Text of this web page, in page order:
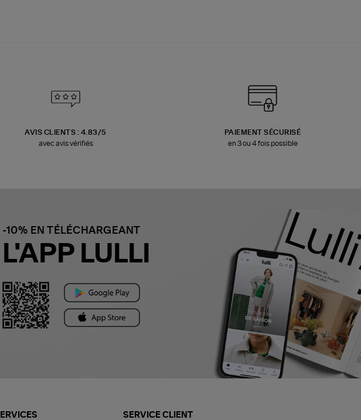
AVIS CLIENTS : 4.83/5
avec avis vérifiés
PAIEMENT SÉCURISÉ
en 3 ou 4 fois possible
-10% EN TÉLÉCHARGEANT
L'APP LULLI
SERVICE CLIENT